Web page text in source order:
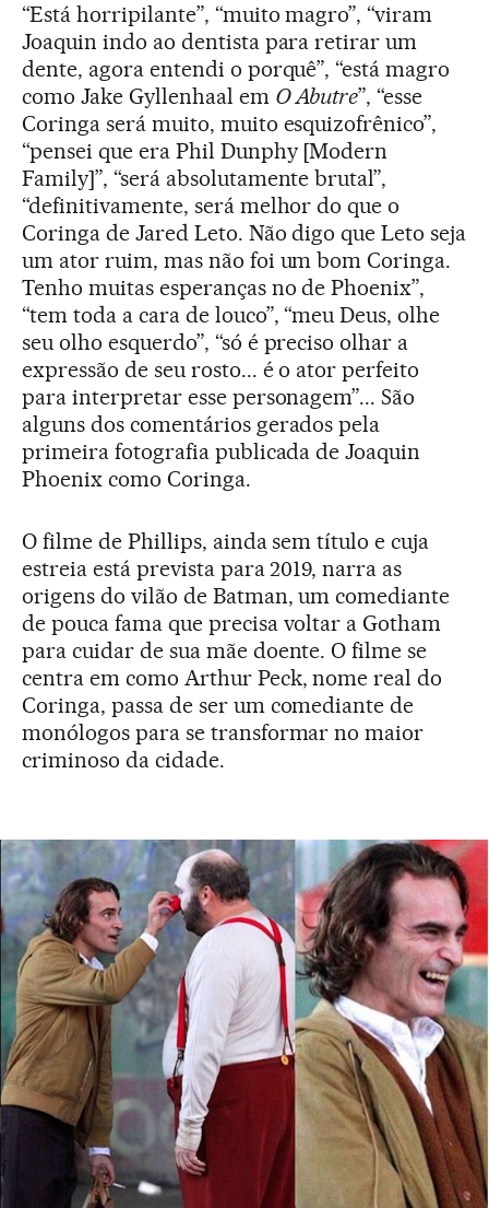
“Está horripilante”, “muito magro”, “viram
Joaquin indo ao dentista para retirar um
dente, agora entendi o porquê”, “está magro
como Jake Gyllenhaal em O Abutre”, “esse
Coringa será muito, muito esquizofrênico”,
“pensei que era Phil Dunphy [Modern
Family]”, “será absolutamente brutal”,
“definitivamente, será melhor do que o
Coringa de Jared Leto. Não digo que Leto seja
um ator ruim, mas não foi um bom Coringa.
Tenho muitas esperanças no de Phoenix”,
“tem toda a cara de louco”, “meu Deus, olhe
seu olho esquerdo”, “só é preciso olhar a
expressão de seu rosto... é o ator perfeito
para interpretar esse personagem”... São
alguns dos comentários gerados pela
primeira fotografia publicada de Joaquin
Phoenix como Coringa.
O filme de Phillips, ainda sem título e cuja
estreia está prevista para 2019, narra as
origens do vilão de Batman, um comediante
de pouca fama que precisa voltar a Gotham
para cuidar de sua mãe doente. O filme se
centra em como Arthur Peck, nome real do
Coringa, passa de ser um comediante de
monólogos para se transformar no maior
criminoso da cidade.